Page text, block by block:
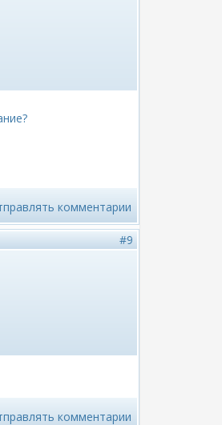
комментарии
#9
комментарии